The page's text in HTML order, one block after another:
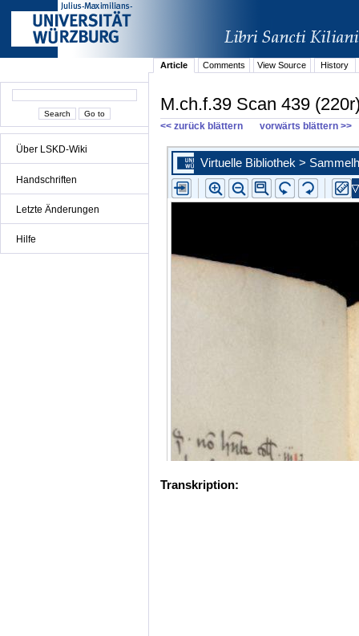
Über LSKD-Wiki
Handschriften
Letzte Änderungen
Hilfe
Article Comments View Source History
M.ch.f.39 Scan 439
<< zurück blättern vorwärts blättern >>
Transkription: